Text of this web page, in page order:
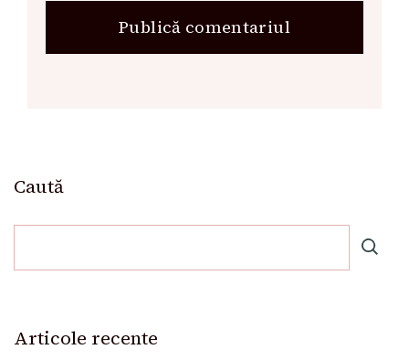
Caută
Articole recente